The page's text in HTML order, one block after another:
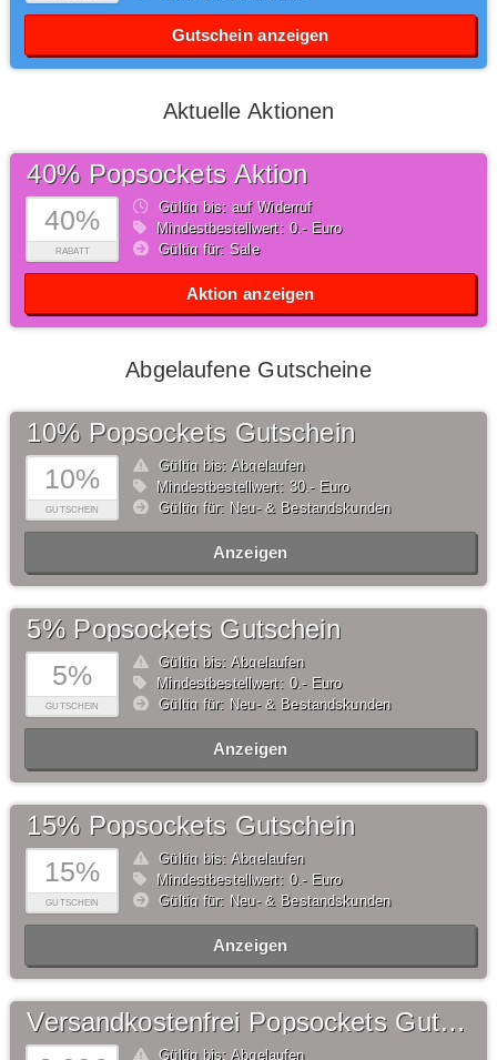
Gutschein anzeigen
Aktuelle Aktionen
40%
RABATT
40% Popsockets Aktion
Gültig bis: auf Widerruf
Mindestbestellwert: 0,- Euro
Gültig für: Sale
Aktion anzeigen
Abgelaufene Gutscheine
10%
GUTSCHEIN
10% Popsockets Gutschein
Gültig bis: Abgelaufen
Mindestbestellwert: 30,- Euro
Gültig für: Neu- & Bestandskunden
Anzeigen
5%
GUTSCHEIN
5% Popsockets Gutschein
Gültig bis: Abgelaufen
Mindestbestellwert: 0,- Euro
Gültig für: Neu- & Bestandskunden
Anzeigen
15%
GUTSCHEIN
15% Popsockets Gutschein
Gültig bis: Abgelaufen
Mindestbestellwert: 0,- Euro
Gültig für: Neu- & Bestandskunden
Anzeigen
Versandkostenfrei Popsockets Gutschein
Gültig bis: Abgelaufen